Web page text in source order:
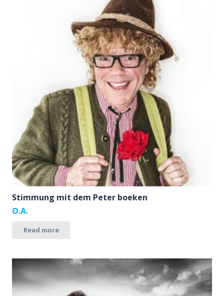
Stimmung mit dem Peter boeken
O.A.
Read more